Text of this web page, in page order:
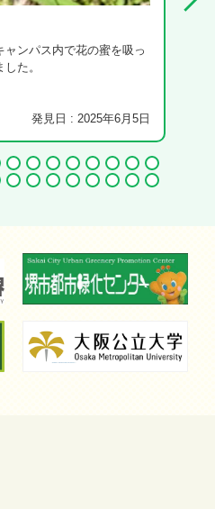
ャンパス内で花の蜜を吸っ
た。
発見日 : 2025年6月5日